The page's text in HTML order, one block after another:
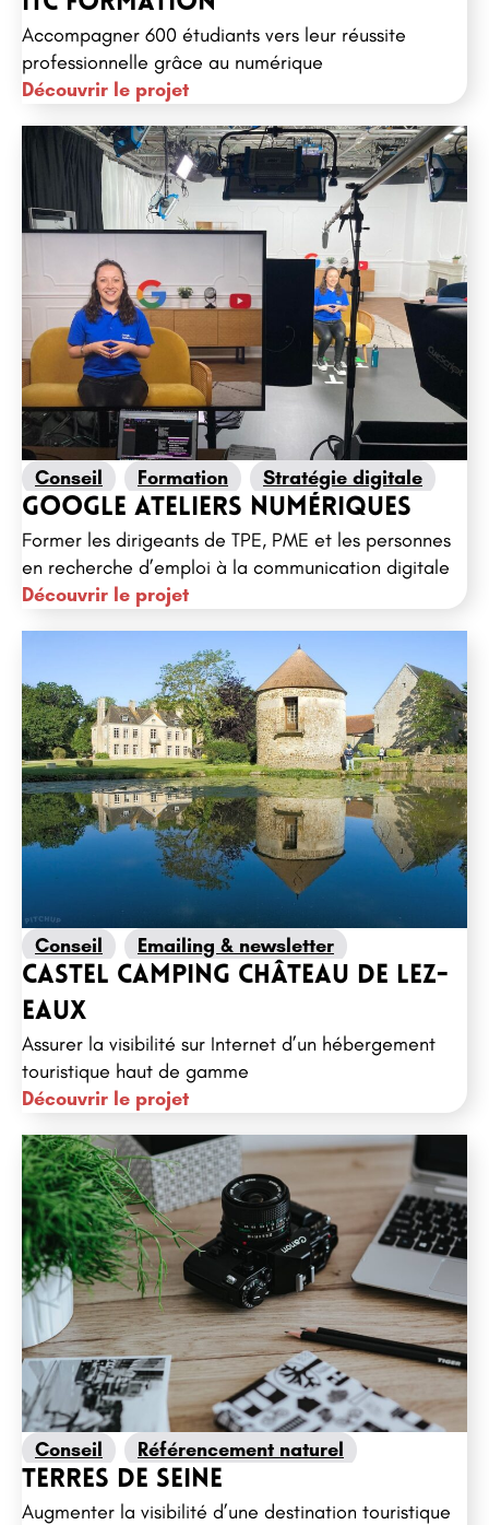
Accompagner 600 étudiants vers leur réussite
professionnelle grâce au numérique
Découvrir le projet
Conseil Formation Stratégie digitale
Google Ateliers Numériques
Former les dirigeants de TPE, PME et les personnes
en recherche d’emploi à la communication digitale
Découvrir le projet
Conseil
Emailing & newsletter
Growth Marketing
Référencement naturel
Réseaux sociaux
Castel Camping Château de Lez-
Eaux
Assurer la visibilité sur Internet d’un hébergement
touristique haut de gamme
Découvrir le projet
Conseil Référencement naturel
Terres de seine
Augmenter la visibilité d’une destination touristique